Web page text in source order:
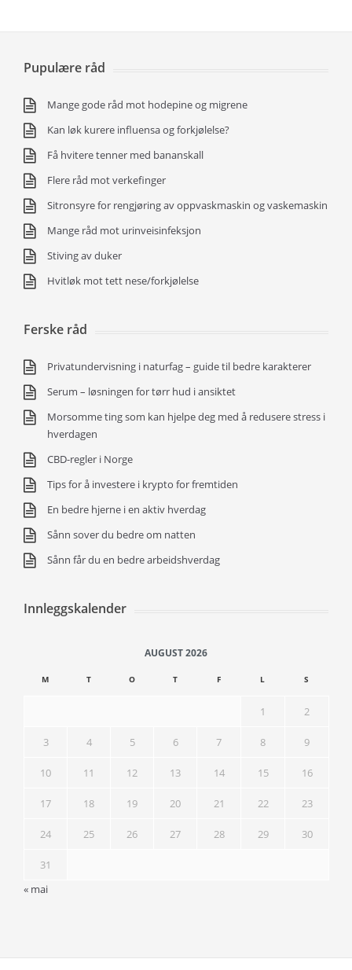
Pupulære råd
Mange gode råd mot hodepine og migrene
Kan løk kurere influensa og forkjølelse?
Få hvitere tenner med bananskall
Flere råd mot verkefinger
Sitronsyre for rengjøring av oppvaskmaskin og vaskemaskin
Mange råd mot urinveisinfeksjon
Stiving av duker
Hvitløk mot tett nese/forkjølelse
Ferske råd
Privatundervisning i naturfag – guide til bedre karakterer
Serum – løsningen for tørr hud i ansiktet
Morsomme ting som kan hjelpe deg med å redusere stress i
hverdagen
CBD-regler i Norge
Tips for å investere i krypto for fremtiden
En bedre hjerne i en aktiv hverdag
Sånn sover du bedre om natten
Sånn får du en bedre arbeidshverdag
Innleggskalender
AUGUST 2026
M T O T F L S
1 2
3 4 5 6 7 8 9
10 11 12 13 14 15 16
17 18 19 20 21 22 23
24 25 26 27 28 29 30
31
« mai